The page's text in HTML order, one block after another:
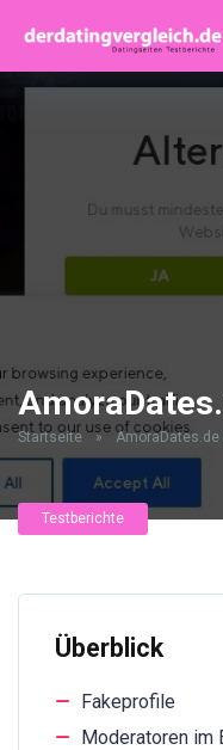
Startseite » AmoraDates.de
Testberichte
Überblick
Fakeprofile
Moderatoren im